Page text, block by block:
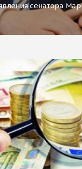
сенатора